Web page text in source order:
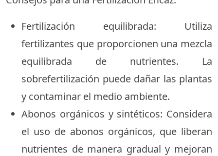
Fertilización equilibrada: Utiliza
fertilizantes que proporcionen una mezcla
equilibrada de nutrientes. La
sobrefertilización puede dañar las plantas
y contaminar el medio ambiente.
Abonos orgánicos y sintéticos: Considera
el uso de abonos orgánicos, que liberan
nutrientes de manera gradual y mejoran